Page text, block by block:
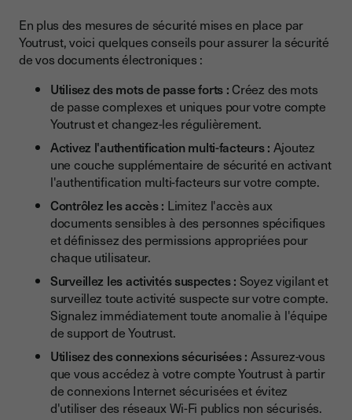
En plus des mesures de sécurité mises en place par
Youtrust, voici quelques conseils pour assurer la sécurité
de vos documents électroniques :
Utilisez des mots de passe forts : Créez des mots
de passe complexes et uniques pour votre compte
Youtrust et changez-les régulièrement.
Activez l'authentification multi-facteurs : Ajoutez
une couche supplémentaire de sécurité en activant
l'authentification multi-facteurs sur votre compte.
Contrôlez les accès : Limitez l'accès aux
documents sensibles à des personnes spécifiques
et définissez des permissions appropriées pour
chaque utilisateur.
Surveillez les activités suspectes : Soyez vigilant et
surveillez toute activité suspecte sur votre compte.
Signalez immédiatement toute anomalie à l'équipe
de support de Youtrust.
Utilisez des connexions sécurisées : Assurez-vous
que vous accédez à votre compte Youtrust à partir
de connexions Internet sécurisées et évitez
d'utiliser des réseaux Wi-Fi publics non sécurisés.